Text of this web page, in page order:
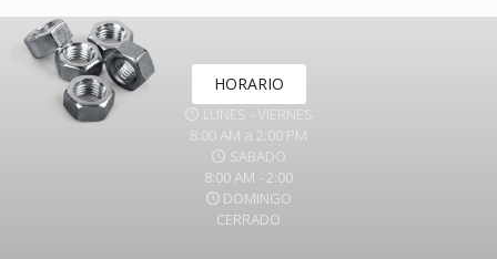
HORARIO
LUNES - VIERNES
8:00 AM a 2:00 PM
SABADO
8:00 AM - 2:00
DOMINGO
CERRADO